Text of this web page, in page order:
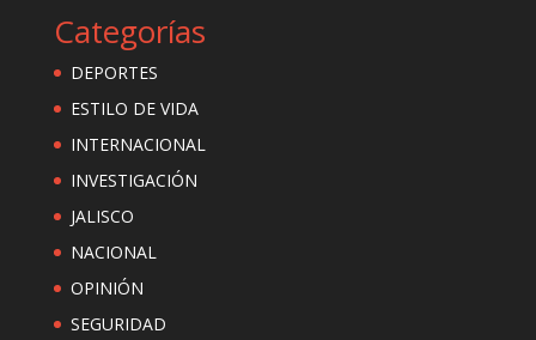
Categorías
DEPORTES
ESTILO DE VIDA
INTERNACIONAL
INVESTIGACIÓN
JALISCO
NACIONAL
OPINIÓN
SEGURIDAD